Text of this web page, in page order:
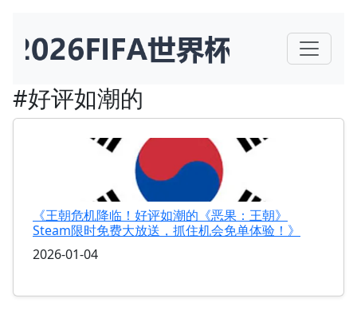
#好评如潮的
《王朝危机降临！好评如潮的《恶果：王朝》
Steam限时免费大放送，抓住机会免单体验！》
2026-01-04